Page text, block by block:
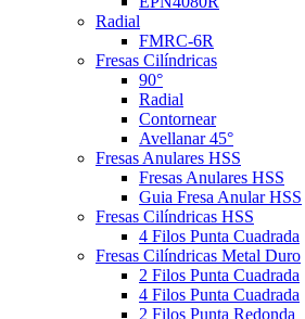
Radial
FMRC-6R
Fresas Cilíndricas
90°
Radial
Contornear
Avellanar 45°
Fresas Anulares HSS
Fresas Anulares HSS
Guia Fresa Anular HSS
Fresas Cilíndricas HSS
4 Filos Punta Cuadrada
Fresas Cilíndricas Metal Duro
2 Filos Punta Cuadrada
4 Filos Punta Cuadrada
2 Filos Punta Redonda